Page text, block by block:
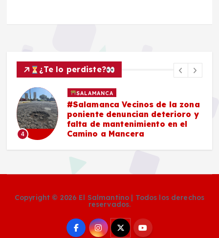
¿Te lo perdiste?
5
SALAMANCA
#Salamanca Buscadoras
señalan a César Prieto por
falta de convenio para células
municipales de búsqueda
Copyright © 2026 El Salmantino | Todos los derechos
reservados.